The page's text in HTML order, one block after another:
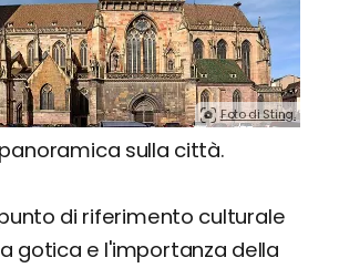
Foto di Sting.
sulla città.
di riferimento culturale
gotica e l'importanza della